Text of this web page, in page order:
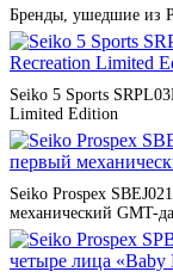
Бренды, ушедшие из
Seiko 5 Sports
Limited Edition
Seiko Prospex
механический GMT-